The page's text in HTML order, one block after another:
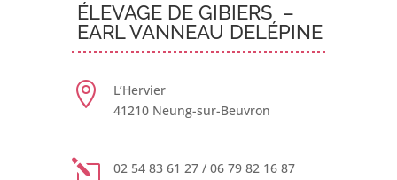
ÉLEVAGE DE GIBIERS –
EARL VANNEAU DELÉPINE

L’Hervier
41210 Neung-sur-Beuvron
l
02 54 83 61 27 / 06 79 82 16 87